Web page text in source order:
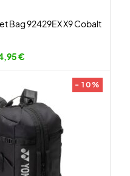
Bag 92429EX X9 Cobalt
€
- 10%